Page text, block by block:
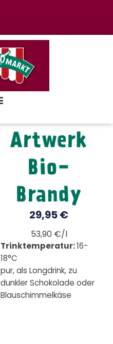
Artwerk
Bio-
Brandy
29,95 €
53,90 €/l
Trinktemperatur: 16-
18°C
pur, als Longdrink, zu
dunkler Schokolade oder
Blauschimmelkäse